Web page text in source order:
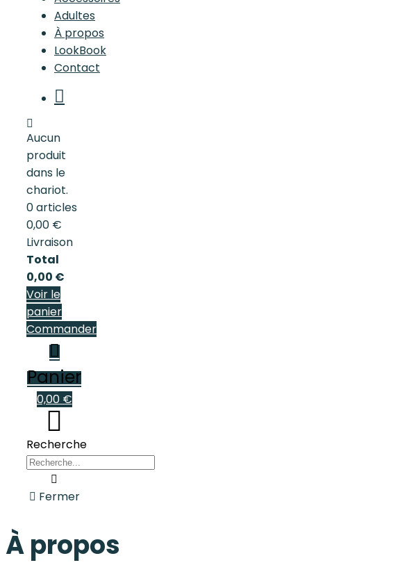
Adultes
À propos
LookBook
Contact
Aucun
produit
dans le
chariot.
0 articles
0,00 €
Livraison
Total
0,00 €
Voir le
panier
Commander
Panier
0,00 €
Recherche
Fermer
À propos